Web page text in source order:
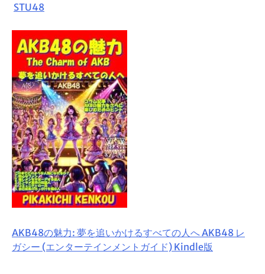
STU48
AKB48の魅力: 夢を追いかけるすべての人へ AKB48 レ
ガシー (エンターテインメントガイド) Kindle版